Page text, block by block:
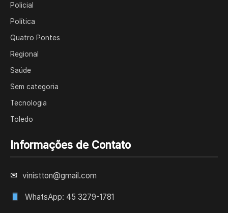
Policial
Política
Quatro Pontes
Regional
Saúde
Sem categoria
Tecnologia
Toledo
Informações de Contato
✉ vinistton@gmail.com
WhatsApp: 45 3279-1781